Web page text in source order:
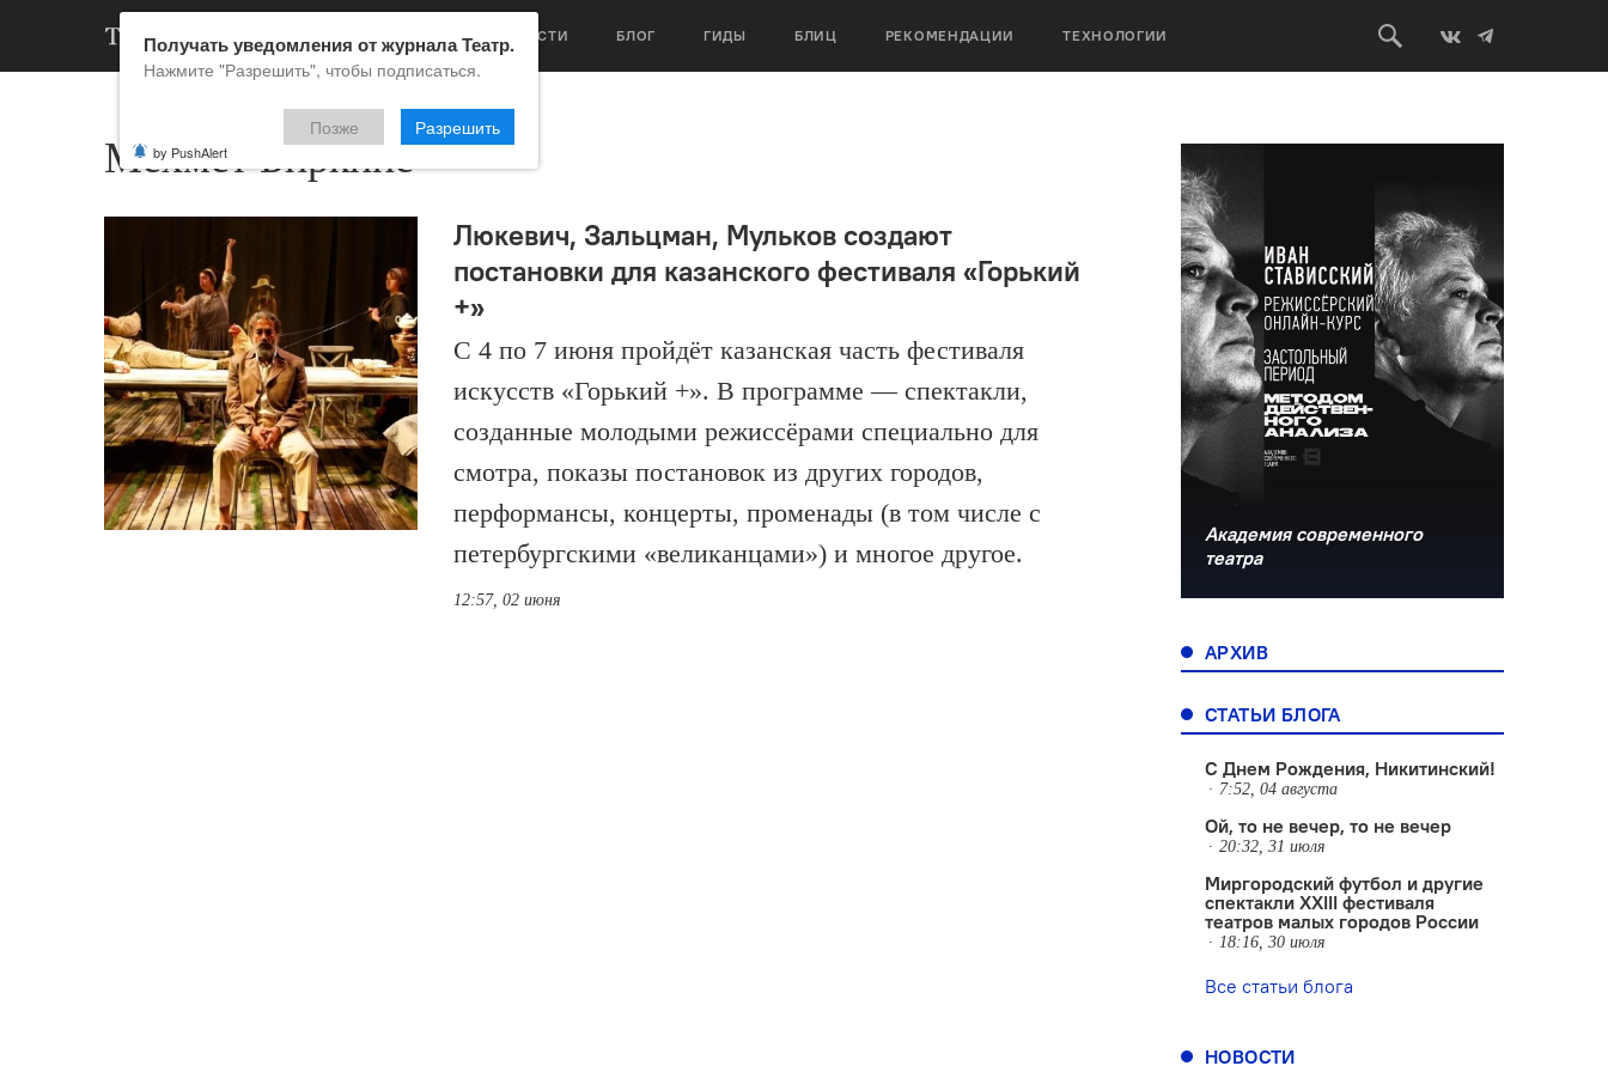
НОВОСТИ БЛОГ ГИДЫ БЛИЦ РЕКОМЕНДАЦИИ ТЕХНОЛОГИИ
Мехмет Биркийе
Люкевич, Зальцман, Мульков создают
постановки для казанского фестиваля «Горький
+»
С 4 по 7 июня пройдёт казанская часть фестиваля
искусств «Горький +». В программе — спектакли,
созданные молодыми режиссёрами специально для
смотра, показы постановок из других городов,
перформансы, концерты, променады (в том числе с
петербургскими «великанцами») и многое другое.
12:57, 02 июня
Академия современного
театра
АРХИВ
СТАТЬИ БЛОГА
С Днем Рождения, Никитинский!
7:52, 04 августа
Ой, то не вечер, то не вечер
20:32, 31 июля
Миргородский футбол и другие
спектакли XXIII фестиваля
театров малых городов России
18:16, 30 июля
Все статьи блога
НОВОСТИ
Получать уведомления от журнала Театр.
Нажмите "Разрешить", чтобы подписаться.
Позже Разрешить
by PushAlert